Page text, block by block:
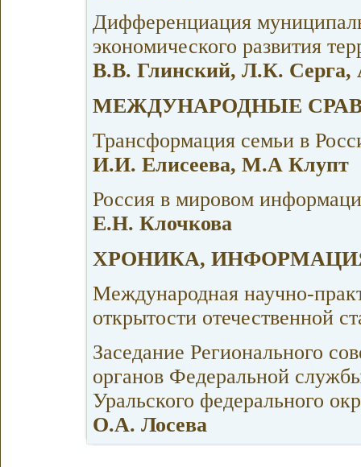
Дифференциация
экономического развития
В.В. Глинский, Л.К. Серга,
МЕЖДУНАРОДНЫЕ
Трансформация семьи в
И.И. Елисеева, М.А Клупт
Россия в мировом
Е.Н. Клочкова
ХРОНИКА,
Международная научно-
открытости отечественной
Заседание Регионального
органов Федеральной
Уральского федерального
О.А. Лосева